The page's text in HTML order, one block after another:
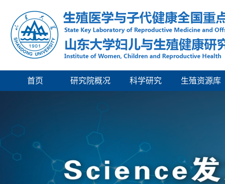
首页 研究院概况 科学研究 生殖资源库